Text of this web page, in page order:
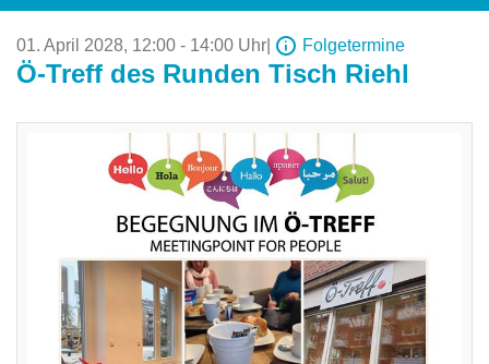
01. April 2028, 12:00 - 14:00 Uhr Folgetermine
Ö-Treff des Runden Tisch Riehl